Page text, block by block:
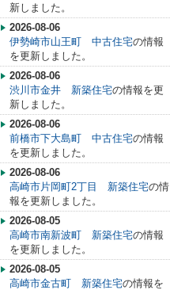
新しました。
2026-08-06
伊勢崎市山王町 中古住宅の情報
を更新しました。
2026-08-06
渋川市金井 新築住宅の情報を更
新しました。
2026-08-06
前橋市下大島町 中古住宅の情報
を更新しました。
2026-08-06
高崎市片岡町2丁目 新築住宅の情
報を更新しました。
2026-08-05
高崎市南新波町 新築住宅の情報
を更新しました。
2026-08-05
高崎市金古町 新築住宅の情報を